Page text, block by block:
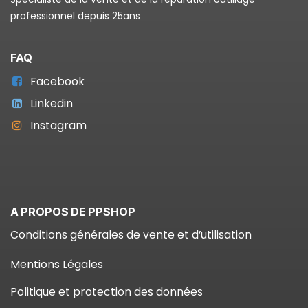
professionnel depuis 25ans
FAQ
Facebook
Linkedin
Instagram
A PROPOS DE PPSHOP
Conditions générales de vente et d’utilisation
Mentions Légales
Politique et protection des données